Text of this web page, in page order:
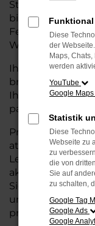
Stadtverkehr
bietet Ihnen
Features und
Ihr VW
breiten Auswahl
Ihnen
passende
Profitieren Sie
attraktiven
aktuellen
Sie sich von
uns, Ihnen den
präsentieren!
Funktional
Diese
der
Maps,
werden
YouTube
Google Maps
Statistik
Diese
Webseite zu
zu
die von
Sie auf
zu schalten,
Google Tag
Google Ads
Google